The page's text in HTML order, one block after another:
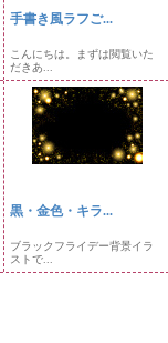
手書き風ラフご...
こんにちは。まずは閲覧いた
だきあ...
黒・金色・キラ...
ブラックフライデー背景イラ
ストで...